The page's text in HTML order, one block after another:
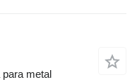
para metal